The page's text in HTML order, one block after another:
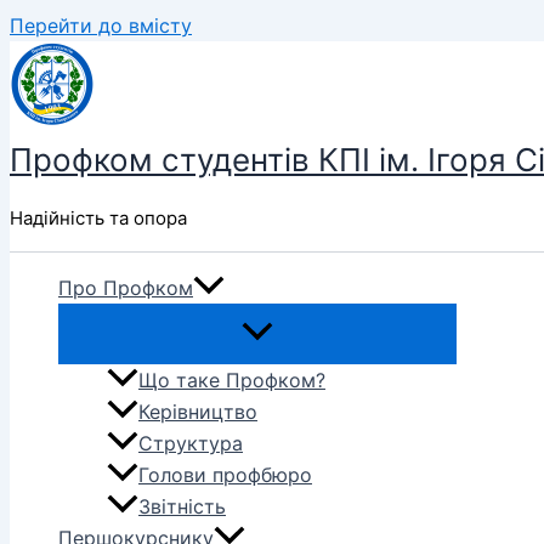
Перейти до вмісту
Профком студентів КПІ ім. Ігоря
Надійність та опора
Про Профком
Що таке Профком?
Керівництво
Структура
Голови профбюро
Звітність
Першокурснику